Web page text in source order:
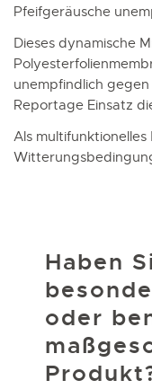
Pfeifgeräusche
Dieses dynamische
unempfindlich
Reportage Einsatz
Als
Haben
oder